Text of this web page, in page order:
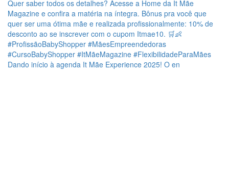
Dando início à agenda It Mãe Experience 2025! O en